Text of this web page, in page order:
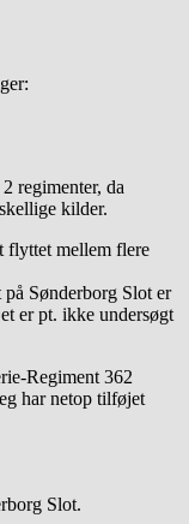
regimenter, da
kilder.
flyttet mellem flere
Sønderborg Slot er
er pt. ikke undersøgt
Regiment 362
har netop tilføjet
Slot.